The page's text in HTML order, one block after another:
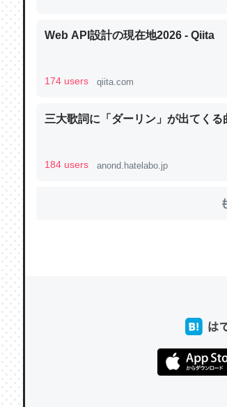
これを元に考えるとカルシウムを大量
類だと殻を無くしてナメクジになった
中。あと、Googleマップで位置情報を
─たまにLINEするくらいだった遠方の父67歳
きる。一生で親と会える残り時間を日
─たまにLINEするくらいだった遠方の父67歳
Web API設計の現在地2026 - Qiita
174 users qiita.com
三大歌詞に「ダーリン」が出てくる
184 users anond.hatelabo.jp